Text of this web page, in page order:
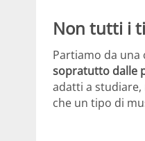
Non tutti i
Partiamo da una
sopratutto dalle
adatti a
che un tipo di